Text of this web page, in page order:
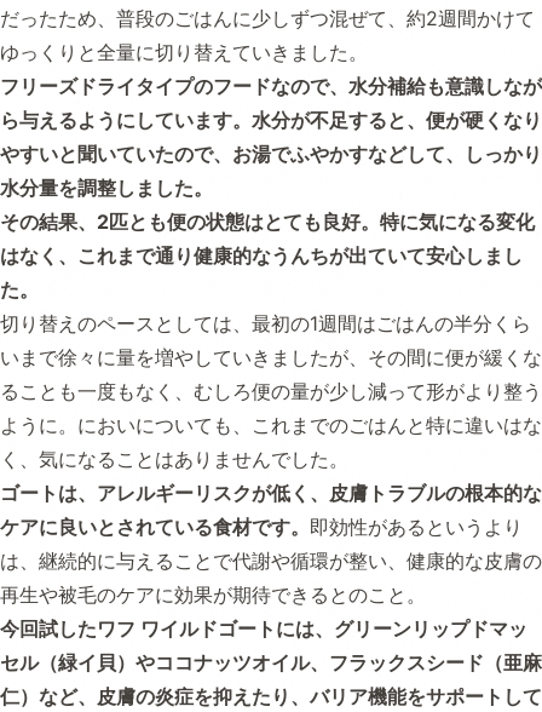
だったため、普段のごはんに少しずつ混ぜて、約2週間かけて
ゆっくりと全量に切り替えていきました。
フリーズドライタイプのフードなので、水分補給も意識しなが
ら与えるようにしています。水分が不足すると、便が硬くなり
やすいと聞いていたので、お湯でふやかすなどして、しっかり
水分量を調整しました。
その結果、2匹とも便の状態はとても良好。特に気になる変化
はなく、これまで通り健康的なうんちが出ていて安心しまし
た。
切り替えのペースとしては、最初の1週間はごはんの半分くら
いまで徐々に量を増やしていきましたが、その間に便が緩くな
ることも一度もなく、むしろ便の量が少し減って形がより整う
ように。においについても、これまでのごはんと特に違いはな
く、気になることはありませんでした。
ゴートは、アレルギーリスクが低く、皮膚トラブルの根本的な
ケアに良いとされている食材です。 即効性があるというより
は、継続的に与えることで代謝や循環が整い、健康的な皮膚の
再生や被毛のケアに効果が期待できるとのこと。
今回試したワフ ワイルドゴートには、グリーンリップドマッ
セル（緑イ貝）やココナッツオイル、フラックスシード（亜麻
仁）など、皮膚の炎症を抑えたり、バリア機能をサポートして